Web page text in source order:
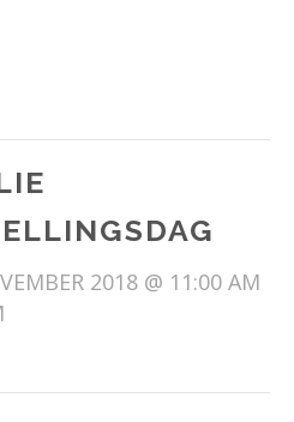
2018 @ 11:00 AM